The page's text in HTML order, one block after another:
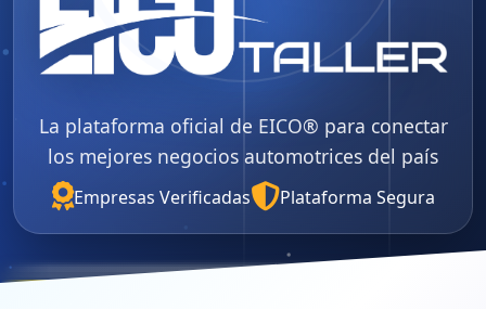
La plataforma oficial de EICO® para conectar
los mejores negocios automotrices del país
Empresas Verificadas Plataforma Segura